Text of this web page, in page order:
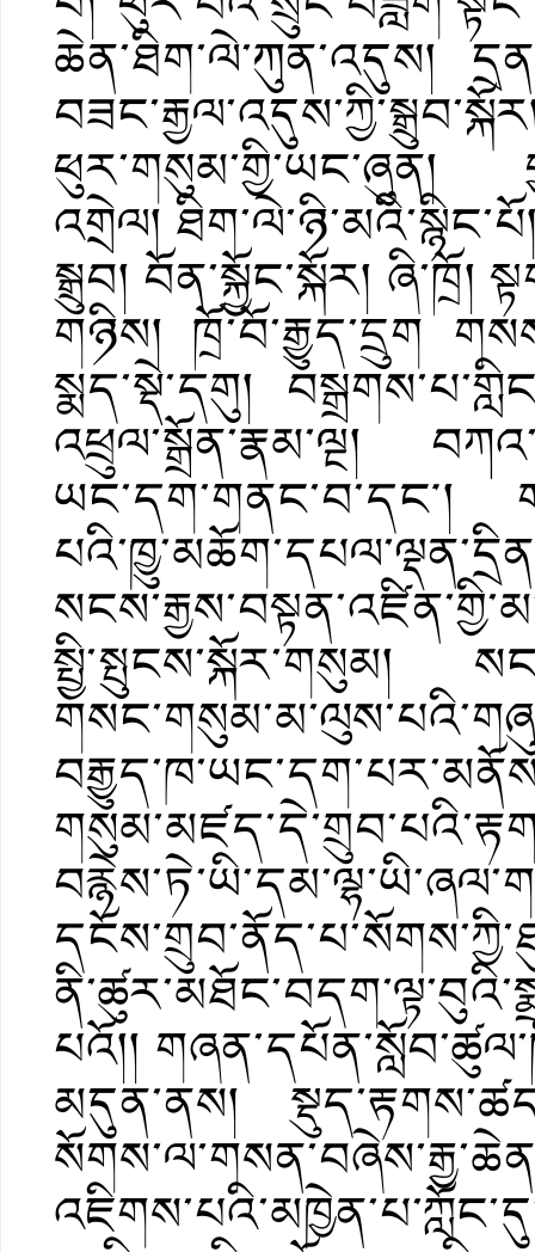
ཆེན་ཐིག་ལེ་ཀུན་འདུས།
ཕུར་གསུམ་གྱི་ཡང་ཞུན།
འགྲེལ།
སྒྲུབ། བོན་སྐྱོང་སྐོར། ཞི་ཁྲོ།
གཉིས། ཁྲོ་བོ་རྒྱུད་དྲུག
སྨད་སྡེ་དགུ།
འཕྲུལ་སྒྲོན་རྣམ་ལྔ།
ཡང་དག་གནང་བ་དང༌།
སྤྱི་སྤུངས་སྐོར་གསུམ།
པའོ།།
མདུན་ནས།